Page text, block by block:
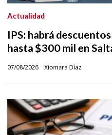
IPS: habrá
hasta $300 mil en
Xiomara Díaz
Actualidad
07/08/2026